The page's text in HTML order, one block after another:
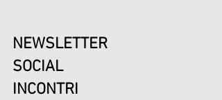
NEWSLETTER
SOCIAL
INCONTRI